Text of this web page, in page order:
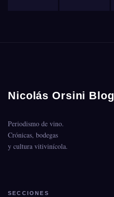
Nicolás Orsini Blog
Periodismo de vino.
Crónicas, bodegas
y cultura vitivinícola.
SECCIONES